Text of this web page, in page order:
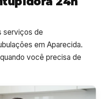
serviços de
em Aparecida.
você precisa de